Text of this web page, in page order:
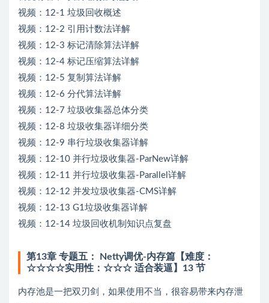
视频：12-1 垃圾回收概述
视频：12-2 引用计数法详解
视频：12-3 标记清除算法详解
视频：12-4 标记压缩算法详解
视频：12-5 复制算法详解
视频：12-6 分代算法详解
视频：12-7 垃圾收集器总体分类
视频：12-8 垃圾收集器详细分类
视频：12-9 串行垃圾收集器详解
视频：12-10 并行垃圾收集器-ParNew详解
视频：12-11 并行垃圾收集器-Parallel详解
视频：12-12 并发垃圾收集器-CMS详解
视频：12-13 G1垃圾收集器详解
视频：12-14 垃圾回收机制知识点复盘
第13章 专题五： Netty调优-内存篇【难度：
☆☆☆☆实用性：☆☆☆ 适合装逼】13 节
内存池是一把双刃剑，如果使用不当，很容易带来内存泄